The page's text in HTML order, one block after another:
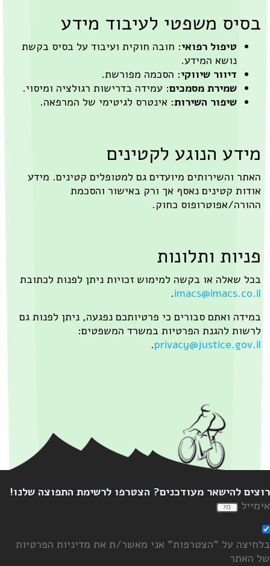
משפטי לעיבוד מידע
רפואי: חובה חוקית ועיבוד על בסיס בקשת
המידע.
שיווקי: הסכמה מפורשת.
מסמכים : עמידה בדרישות רגולציה ומיסוי.
השירות: אינטרס לגיטימי של המרפאה.
הנוגע לקטינים
מיועדים גם למטופלים קטינים. מידע
נאסף אך ורק באישור והסכמת
כחוק.
ותלונות
או בקשה למימוש זכויות ניתן לפנות לכתובת
.
סבורים כי פרטיותכם נפגעה, ניתן לפנות גם
להגנת הפרטיות במשרד המשפטים:
.
מעודכנים? הצטרפו לרשימת התפוצה שלנו!
"הצטרפות" אני מאשר/ת את מדיניות הפרטיות